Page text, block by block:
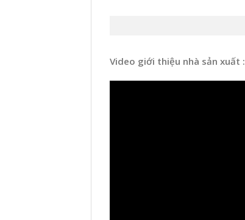
Video giới thiệu nhà sản xuất :